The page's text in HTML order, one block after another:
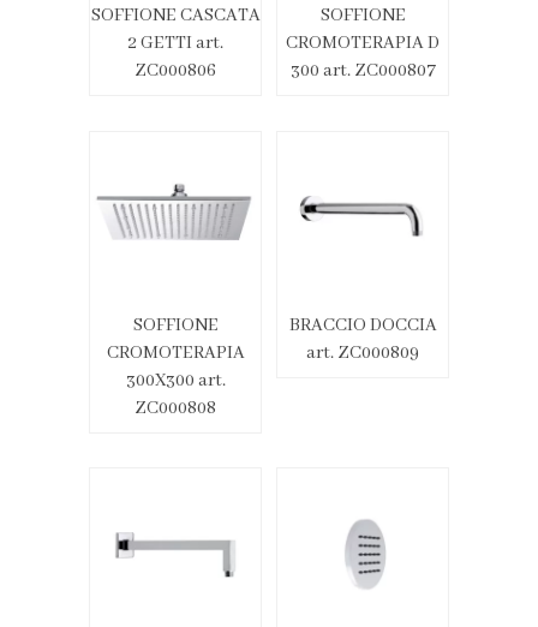
SOFFIONE CASCATA
2 GETTI art.
ZC000806
SOFFIONE
CROMOTERAPIA D
300 art. ZC000807
SOFFIONE
CROMOTERAPIA
300X300 art.
ZC000808
BRACCIO DOCCIA
art. ZC000809